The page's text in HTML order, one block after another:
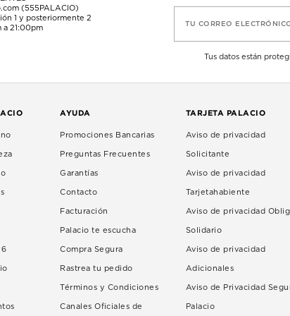
(555PALACIO)
1 y posteriormente 2
a 21:00pm
TU CORREO
Tus datos están
AYUDA
Promociones Bancarias
Preguntas Frecuentes
Garantías
Contacto
Facturación
Palacio te escucha
Compra Segura
Rastrea tu pedido
Términos y Condiciones
Canales Oficiales de
TARJETA PALACIO
Aviso de privacidad
Solicitante
Aviso de privacidad
Tarjetahabiente
Aviso de privacidad
Solidario
Aviso de privacidad
Adicionales
Aviso de Privacidad
Palacio